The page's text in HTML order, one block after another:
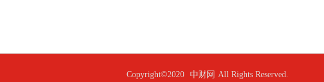
Copyright©2020 中财网 All Rights Reserved.